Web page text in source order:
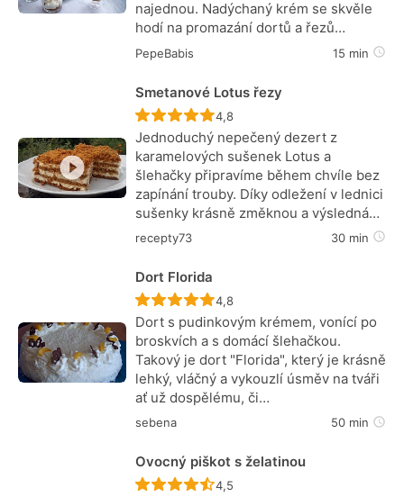
najednou. Nadýchaný krém se skvěle
hodí na promazání dortů a řezů…
PepeBabis 15 min
Smetanové Lotus řezy
Recept ještě nebyl hodnocen
4,8
Jednoduchý nepečený dezert z
karamelových sušenek Lotus a
šlehačky připravíme během chvíle bez
zapínání trouby. Díky odležení v lednici
sušenky krásně změknou a výsledná…
recepty73 30 min
Dort Florida
Recept ještě nebyl hodnocen
4,8
Dort s pudinkovým krémem, vonící po
broskvích a s domácí šlehačkou.
Takový je dort "Florida", který je krásně
lehký, vláčný a vykouzlí úsměv na tváři
ať už dospělému, či…
sebena 50 min
Ovocný piškot s želatinou
Recept ještě nebyl hodnocen
4,5